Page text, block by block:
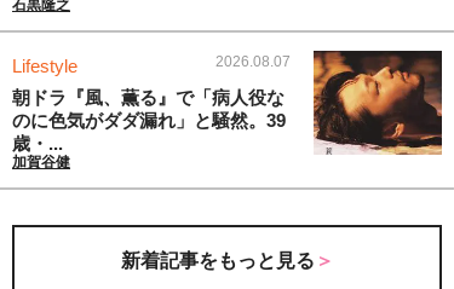
石黒隆之
Lifestyle 2026.08.07
朝ドラ『風、薫る』で「病人役な
のに色気がダダ漏れ」と騒然。39
歳・...
加賀谷健
新着記事をもっと見る